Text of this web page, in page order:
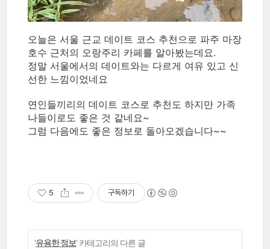
오늘은 서울 근교 데이트 코스 추천으로 파주 마장
호수 근처의 오랑주리 카페를 알아봤는데요.
정말 서울에서의 데이트와는 다르게 여유 있고 신
선한 느낌이었네요
연인들끼리의 데이트 코스로 추천도 하지만 가족
나들이로도 좋은 것 같네요~
그럼 다음에도 좋은 정보로 돌아오겠습니다~~
5 구독하기
'유용한 정보' 카테고리의 다른 글